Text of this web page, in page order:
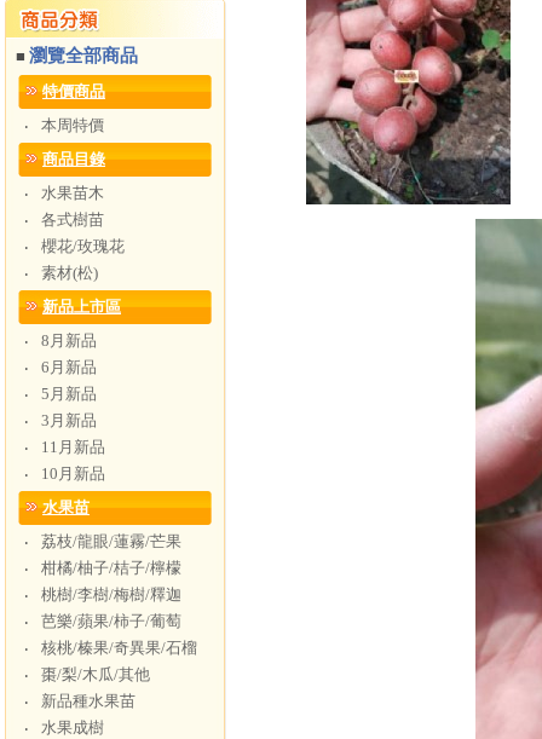
■瀏覽全部商品
特價商品
‧
本周特價
商品目錄
‧
水果苗木
‧
各式樹苗
‧
櫻花/玫瑰花
‧
素材(松)
新品上市區
‧
8月新品
‧
6月新品
‧
5月新品
‧
3月新品
‧
11月新品
‧
10月新品
水果苗
‧
荔枝/龍眼/蓮霧/芒果
‧
柑橘/柚子/桔子/檸檬
‧
桃樹/李樹/梅樹/釋迦
‧
芭樂/蘋果/柿子/葡萄
‧
核桃/榛果/奇異果/石榴
‧
棗/梨/木瓜/其他
‧
新品種水果苗
‧
水果成樹